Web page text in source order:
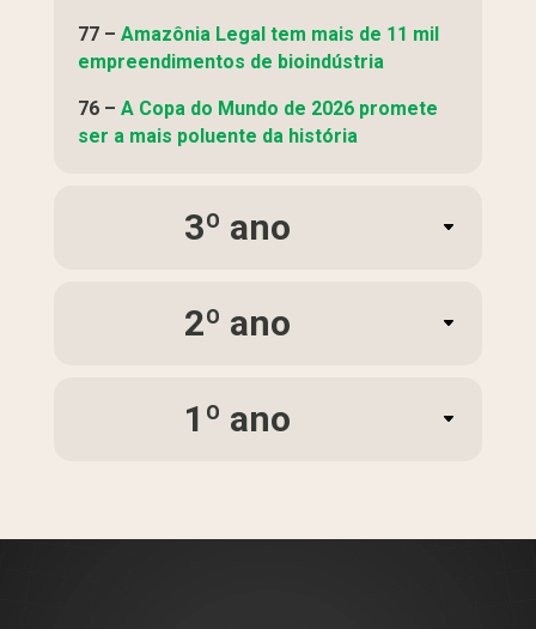
77 – Amazônia Legal tem mais de 11 mil
empreendimentos de bioindústria
76 – A Copa do Mundo de 2026 promete
ser a mais poluente da história
3º ano
2º ano
1º ano